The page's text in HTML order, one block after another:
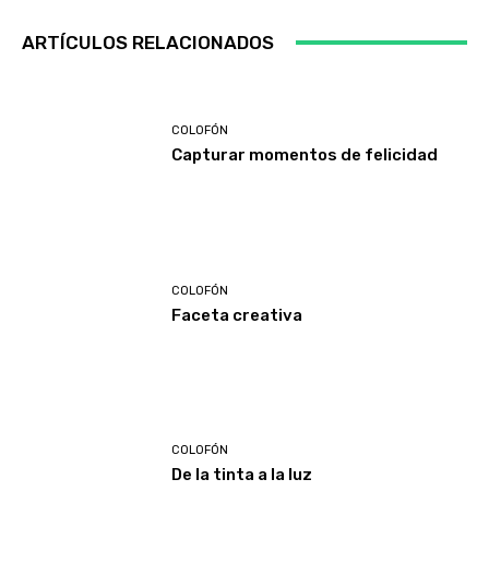
ARTÍCULOS RELACIONADOS
COLOFÓN
Capturar momentos de felicidad
COLOFÓN
Faceta creativa
COLOFÓN
De la tinta a la luz